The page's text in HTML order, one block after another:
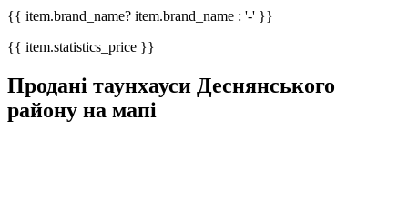
{{ item.brand_name? item.brand_name : '-' }}
{{ item.statistics_price }}
Продані таунхауси Деснянського
району на мапі